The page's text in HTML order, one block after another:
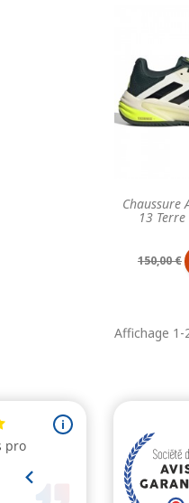
Chaussure
13
Prix
base
150,00 €
Affichage 1-